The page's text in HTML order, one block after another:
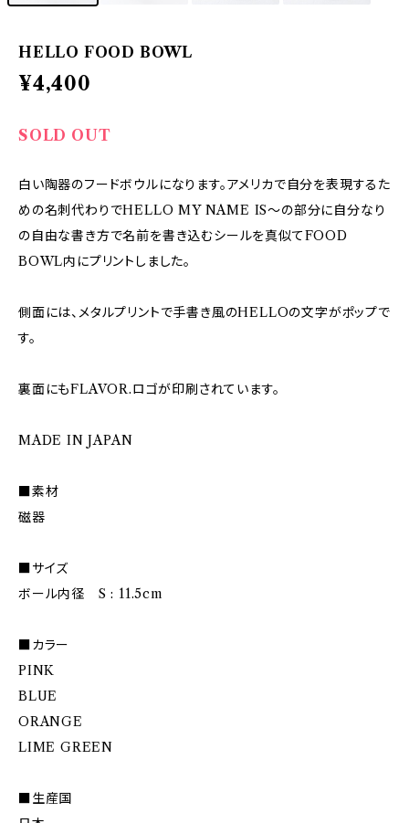
HELLO FOOD BOWL
¥4,400
SOLD OUT
白い陶器のフードボウルになります。アメリカで自分を表現するた
めの名刺代わりでHELLO MY NAME IS～の部分に自分なり
の自由な書き方で名前を書き込むシールを真似てFOOD
BOWL内にプリントしました。
側面には、メタルプリントで手書き風のHELLOの文字がポップで
す。
裏面にもFLAVOR.ロゴが印刷されています。
MADE IN JAPAN
■素材
磁器
■サイズ
ボール内径 S : 11.5cm
■カラー
PINK
BLUE
ORANGE
LIME GREEN
■生産国